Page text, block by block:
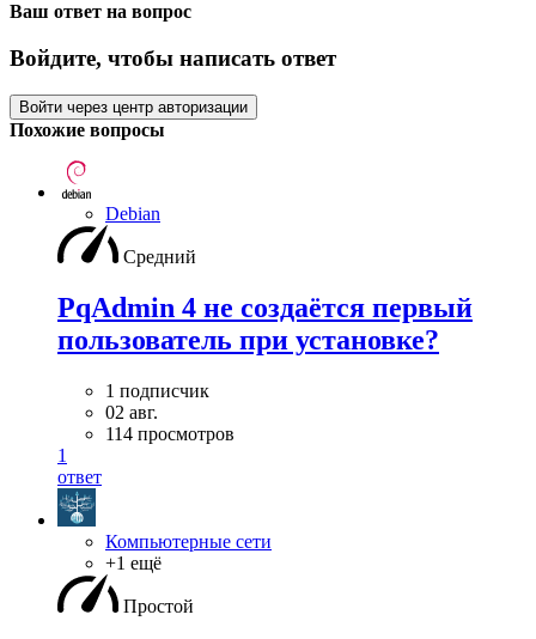
Ваш ответ на вопрос
Войдите, чтобы написать ответ
Войти через центр авторизации
Похожие вопросы
Debian
Средний
PqAdmin 4 не создаётся первый
пользователь при установке?
1 подписчик
02 авг.
114 просмотров
1
ответ
Компьютерные сети
+1 ещё
Простой